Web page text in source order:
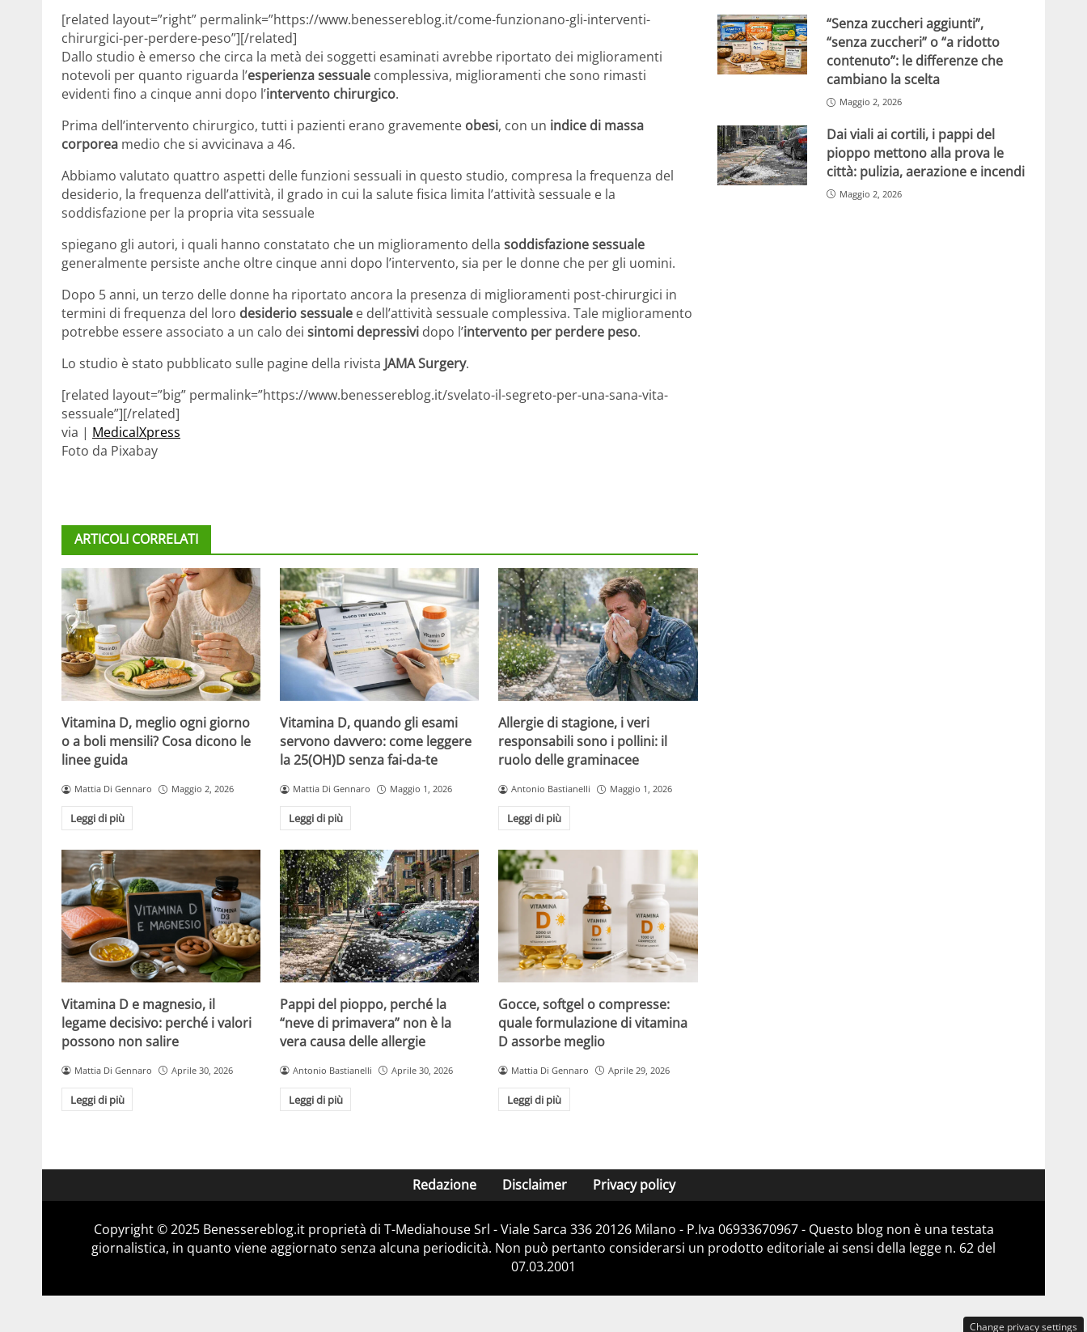
[related layout=”right” permalink=”https://www.benessereblog.it/come-funzionano-gli-interventi-
chirurgici-per-perdere-peso”][/related]
Dallo studio è emerso che circa la metà dei soggetti esaminati avrebbe riportato dei miglioramenti
notevoli per quanto riguarda l’esperienza sessuale complessiva, miglioramenti che sono rimasti
evidenti fino a cinque anni dopo l’intervento chirurgico.
Prima dell’intervento chirurgico, tutti i pazienti erano gravemente obesi, con un indice di massa
corporea medio che si avvicinava a 46.
Abbiamo valutato quattro aspetti delle funzioni sessuali in questo studio, compresa la frequenza del
desiderio, la frequenza dell’attività, il grado in cui la salute fisica limita l’attività sessuale e la
soddisfazione per la propria vita sessuale
spiegano gli autori, i quali hanno constatato che un miglioramento della soddisfazione sessuale
generalmente persiste anche oltre cinque anni dopo l’intervento, sia per le donne che per gli uomini.
Dopo 5 anni, un terzo delle donne ha riportato ancora la presenza di miglioramenti post-chirurgici in
termini di frequenza del loro desiderio sessuale e dell’attività sessuale complessiva. Tale miglioramento
potrebbe essere associato a un calo dei sintomi depressivi dopo l’intervento per perdere peso.
Lo studio è stato pubblicato sulle pagine della rivista JAMA Surgery.
[related layout=”big” permalink=”https://www.benessereblog.it/svelato-il-segreto-per-una-sana-vita-
sessuale”][/related]
via | MedicalXpress
Foto da Pixabay
ARTICOLI CORRELATI
Vitamina D, meglio ogni giorno
o a boli mensili? Cosa dicono le
linee guida
Mattia Di Gennaro Maggio 2, 2026
Leggi di più
Vitamina D, quando gli esami
servono davvero: come leggere
la 25(OH)D senza fai-da-te
Mattia Di Gennaro Maggio 1, 2026
Leggi di più
Allergie di stagione, i veri
responsabili sono i pollini: il
ruolo delle graminacee
Antonio Bastianelli Maggio 1, 2026
Leggi di più
Vitamina D e magnesio, il
legame decisivo: perché i valori
possono non salire
Mattia Di Gennaro Aprile 30, 2026
Leggi di più
Pappi del pioppo, perché la
“neve di primavera” non è la
vera causa delle allergie
Antonio Bastianelli Aprile 30, 2026
Leggi di più
Gocce, softgel o compresse:
quale formulazione di vitamina
D assorbe meglio
Mattia Di Gennaro Aprile 29, 2026
Leggi di più
“Senza zuccheri aggiunti”,
“senza zuccheri” o “a ridotto
contenuto”: le differenze che
cambiano la scelta
Maggio 2, 2026
Dai viali ai cortili, i pappi del
pioppo mettono alla prova le
città: pulizia, aerazione e incendi
Maggio 2, 2026
Redazione Disclaimer Privacy policy
Copyright © 2025 Benessereblog.it proprietà di T-Mediahouse Srl - Viale Sarca 336 20126 Milano - P.Iva 06933670967 - Questo blog non è una testata
giornalistica, in quanto viene aggiornato senza alcuna periodicità. Non può pertanto considerarsi un prodotto editoriale ai sensi della legge n. 62 del
07.03.2001
Change privacy settings